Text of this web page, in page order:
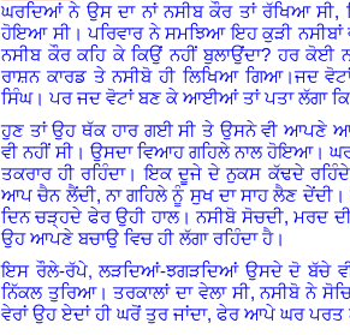
ਘਰਦਿਆਂ ਨੇ ਉਸ ਦਾ ਨਾਂ ਨਸੀਬ ਕੌਰ ਤਾਂ ਰੱਖਿਆ ਸੀ,
ਹੋਇਆ ਸੀ। ਪਰਿਵਾਰ ਨੇ ਸਮਝਿਆ ਇਹ ਕੁੜੀ ਨਸੀਬਾਂ
ਨਸੀਬ ਕੌਰ ਕਹਿ ਕੇ ਕਿਉਂ ਨਹੀਂ ਬੁਲਾਉਂਦਾ?ਹਰ ਕੋਈ
ਰਾਸ਼ਨ ਕਾਰਡ ਤੇਨਸੀਬੋਹੀ ਲਿਖਿਆ ਗਿਆ।ਜਦ
ਸਿੰਘ। ਪਰ ਜਦ ਵੋਟਾਂ ਬਣ ਕੇ ਆਈਆਂ ਤਾਂ ਪਤਾ ਲੱਗਾ
ਹੁਣ ਤਾਂ ਉਹ ਥੱਕ ਹਾਰ ਗਈ ਸੀ ਤੇ ਉਸਨੇ ਵੀ ਆਪਣੇ
ਵੀ ਨਹੀਂ ਸੀ ।ਉਸਦਾ ਵਿਆਹ ਗਹਿਲੇ ਨਾਲ ਹੋਇਆ।
ਤਕਰਾਰ ਹੀ ਰਹਿੰਦਾ।ਇਕ ਦੂਜੇ ਦੇ ਨੁਕਸ ਕੱਢਦੇ ਰਹਿੰਦੇ
ਆਪ ਚੈਨ ਲੈਂਦੀ, ਨਾ ਗਹਿਲੇ ਨੂੰ ਸੁਖ ਦਾ ਸਾਹ ਲੈਣ ਦੇਂਦੀ।
ਦਿਨ ਚੜ੍ਹਦੇ ਫੇਰ ਉਹੀ ਹਾਲ।ਨਸੀਬੋ ਸੋਚਦੀ, ਮਰਦ
ਉਹ ਆਪਣੇ ਬਚਾਉ ਵਿਚ ਹੀ ਲੱਗਾ ਰਹਿੰਦਾ ਹੈ।
ਇਸ ਰੌਲੇ-ਰੱਪੇ,ਲੜਦਿਆਂ-ਝਗੜਦਿਆਂ ਉਸਦੇ ਦੋ ਬੱਚੇ
ਨਿੱਕਲ ਤੁਰਿਆ।ਤਰਕਾਲਾਂ ਦਾ ਵੇਲਾ ਸੀ,ਨਸੀਬੋ ਨੇ
ਵੇਰਾਂ ਉਹ ਏਦਾਂ ਹੀ ਘਰੋਂ ਤੁਰ ਜਾਂਦਾ, ਫੇਰ ਆਪੇ ਘਰ